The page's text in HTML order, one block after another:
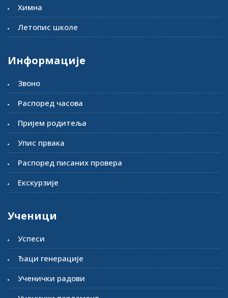
Химна
Летопис школе
Информације
Звоно
Распоред часова
Пријем родитеља
Упис првака
Распоред писаних провера
Екскурзије
Ученици
Успеси
Ђаци генерације
Ученички радови